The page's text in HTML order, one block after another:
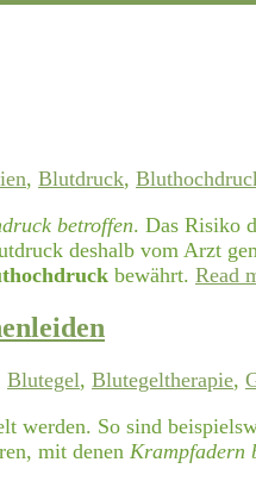
, Blutdruck,
betroffen. Das Risiko
deshalb vom Arzt
bewährt. Read
Blutegel, Blutegeltherapie,
werden. So sind
mit denen Krampfadern